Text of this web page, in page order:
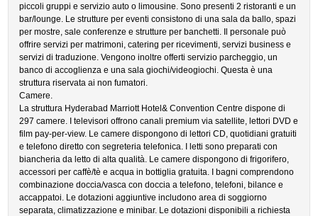
piccoli gruppi e servizio auto o limousine. Sono presenti 2 ristoranti e un
bar/lounge. Le strutture per eventi consistono di una sala da ballo, spazi
per mostre, sale conferenze e strutture per banchetti. Il personale può
offrire servizi per matrimoni, catering per ricevimenti, servizi business e
servizi di traduzione. Vengono inoltre offerti servizio parcheggio, un
banco di accoglienza e una sala giochi/videogiochi. Questa è una
struttura riservata ai non fumatori.
Camere.
La struttura Hyderabad Marriott Hotel& Convention Centre dispone di
297 camere. I televisori offrono canali premium via satellite, lettori DVD e
film pay-per-view. Le camere dispongono di lettori CD, quotidiani gratuiti
e telefono diretto con segreteria telefonica. I letti sono preparati con
biancheria da letto di alta qualità. Le camere dispongono di frigorifero,
accessori per caffè/tè e acqua in bottiglia gratuita. I bagni comprendono
combinazione doccia/vasca con doccia a telefono, telefoni, bilance e
accappatoi. Le dotazioni aggiuntive includono area di soggiorno
separata, climatizzazione e minibar. Le dotazioni disponibili a richiesta